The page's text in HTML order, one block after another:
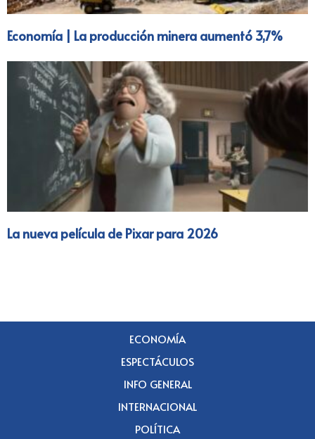
Economía | La producción minera aumentó 3,7%
La nueva película de Pixar para 2026
ECONOMÍA
ESPECTÁCULOS
INFO GENERAL
INTERNACIONAL
POLÍTICA